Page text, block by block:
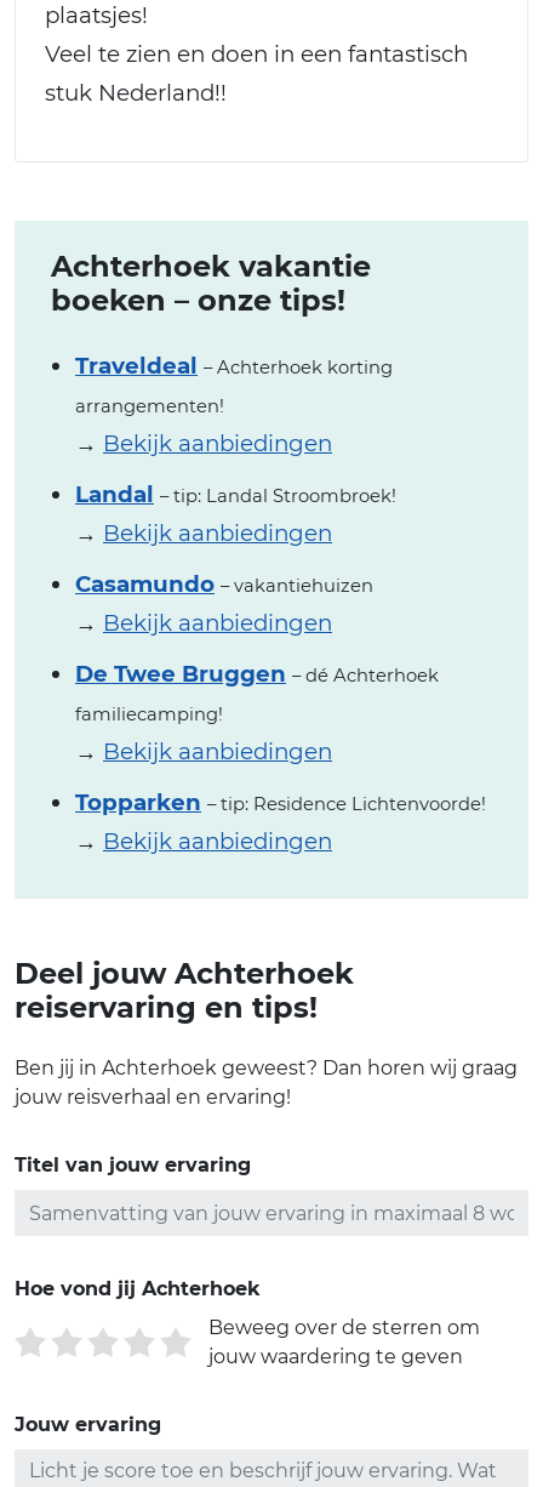
plaatsjes!
Veel te zien en doen in een fantastisch
stuk Nederland!!
Achterhoek vakantie
boeken – onze tips!
Traveldeal – Achterhoek korting
arrangementen!
→ Bekijk aanbiedingen
Landal – tip: Landal Stroombroek!
→ Bekijk aanbiedingen
Casamundo – vakantiehuizen
→ Bekijk aanbiedingen
De Twee Bruggen – dé Achterhoek
familiecamping!
→ Bekijk aanbiedingen
Topparken – tip: Residence Lichtenvoorde!
→ Bekijk aanbiedingen
Deel jouw Achterhoek
reiservaring en tips!
Ben jij in Achterhoek geweest? Dan horen wij graag
jouw reisverhaal en ervaring!
Titel van jouw ervaring
Hoe vond jij Achterhoek
Beweeg over de sterren om
jouw waardering te geven
Jouw ervaring